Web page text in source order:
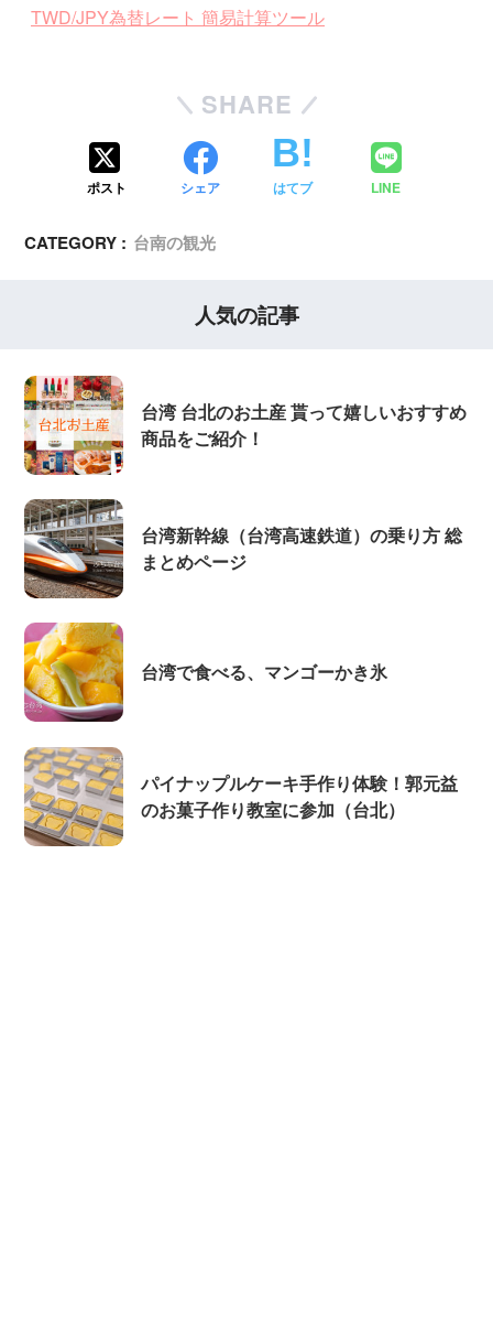
TWD/JPY為替レート 簡易計算ツール
SHARE
ポスト シェア はてブ LINE
CATEGORY : 台南の観光
人気の記事
台湾 台北のお土産 貰って嬉しいおすすめ
商品をご紹介！
台湾新幹線（台湾高速鉄道）の乗り方 総
まとめページ
台湾で食べる、マンゴーかき氷
パイナップルケーキ手作り体験！郭元益
のお菓子作り教室に参加（台北）